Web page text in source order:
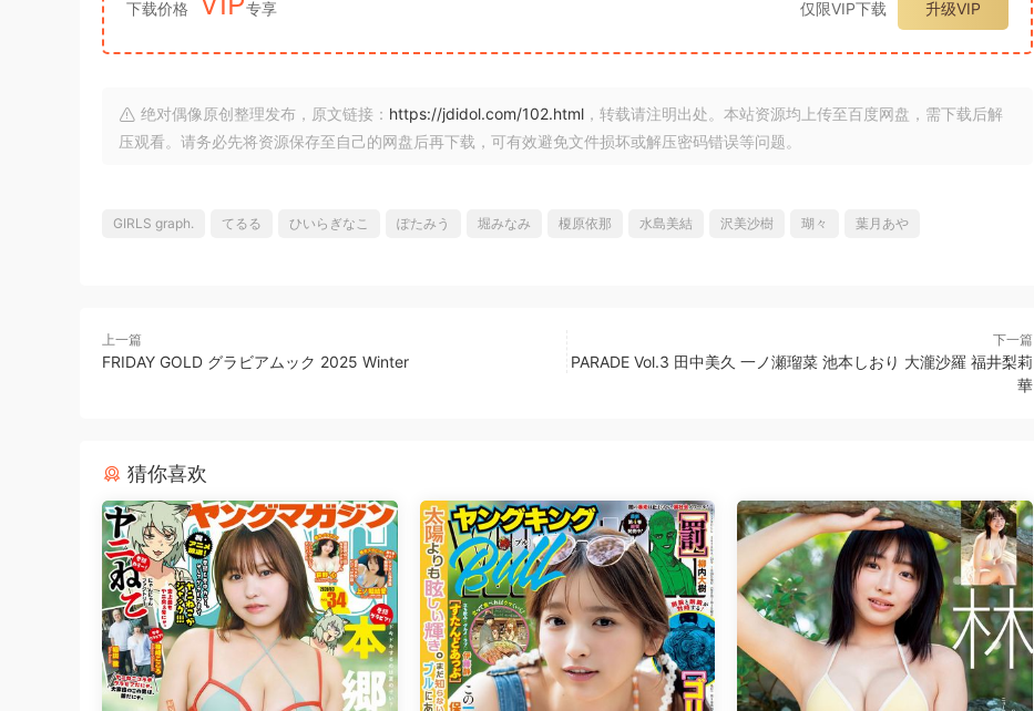
下载价格 专享 仅限VIP下载 升级VIP
绝对偶像原创整理发布，原文链接： https://jdidol.com/102.html ，转载请注明出处。本站资源均上传至百度网盘，需下载后解
压观看。请务必先将资源保存至自己的网盘后再下载，可有效避免文件损坏或解压密码错误等问题。
GIRLS graph. てるる ひいらぎなこ ぽたみう 堀みなみ 榎原依那 水島美結 沢美沙樹 瑚々 葉月あや
上一篇
FRIDAY GOLD グラビアムック 2025 Winter
下一篇
PARADE Vol.3 田中美久 一ノ瀬瑠菜 池本しおり 大瀧沙羅 福井梨莉
華
猜你喜欢